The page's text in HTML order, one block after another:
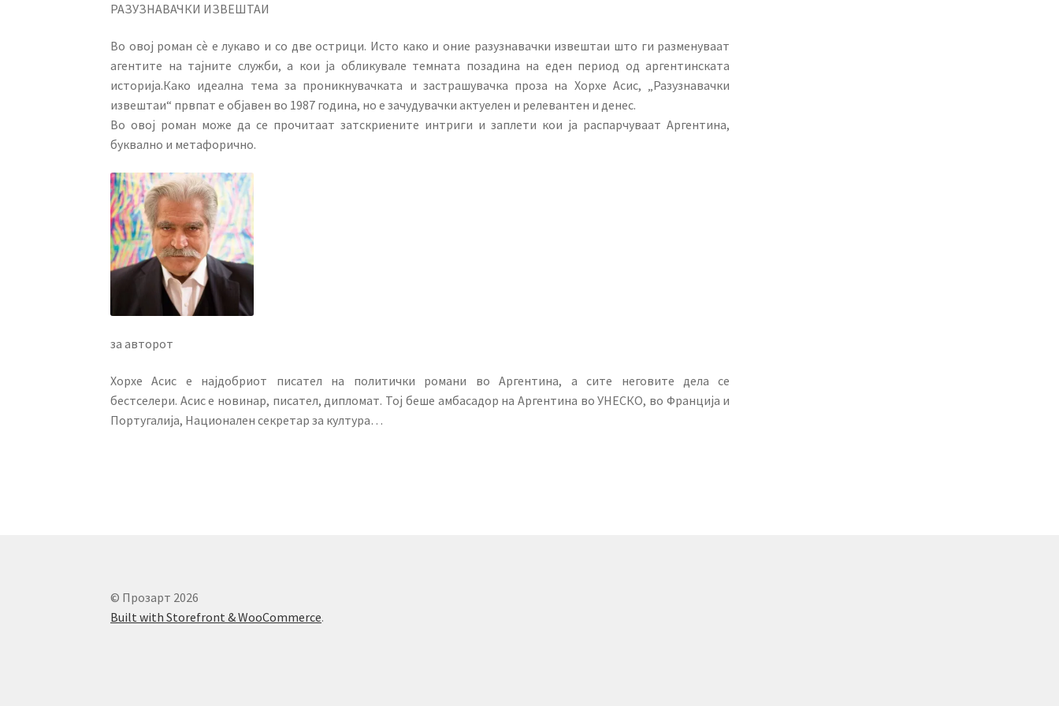
РАЗУЗНАВАЧКИ ИЗВЕШТАИ
Во овој роман сè е лукаво и со две острици. Исто како и оние разузнавачки извештаи што ги разменуваат
агентите на тајните служби, а кои ја обликувале темната позадина на еден период од аргентинската
историја.Како идеална тема за проникнувачката и застрашувачка проза на Хорхе Асис, „Разузнавачки
извештаи“ првпат е објавен во 1987 година, но е зачудувачки актуелен и релевантен и денес.
Во овој роман може да се прочитаат затскриените интриги и заплети кои ја распарчуваат Аргентина,
буквално и метафорично.
за авторот
Хорхе Асис е најдобриот писател на политички романи во Аргентина, а сите неговите дела се
бестселери. Асис е новинар, писател, дипломат. Тој беше амбасадор на Аргентина во УНЕСКО, во Франција и
Португалија, Национален секретар за култура…
© Прозарт 2026
Built with Storefront & WooCommerce.